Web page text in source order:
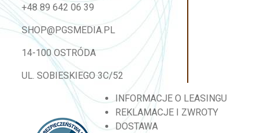
+48 89 642 06 39
SHOP@PGSMEDIA.PL
14-100 OSTRÓDA
UL. SOBIESKIEGO 3C/52
INFORMACJE O LEASINGU
REKLAMACJE I ZWROTY
DOSTAWA